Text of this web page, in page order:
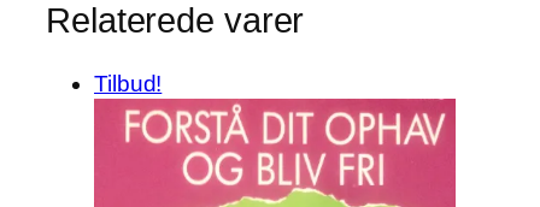
Relaterede varer
Tilbud!